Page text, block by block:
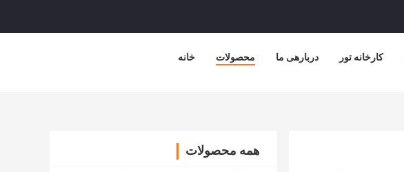
خانه محصولات دربارهی ما کارخانه تور
همه محصولات